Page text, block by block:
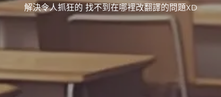
解決令人抓狂的 找不到在哪裡改翻譯的問題XD